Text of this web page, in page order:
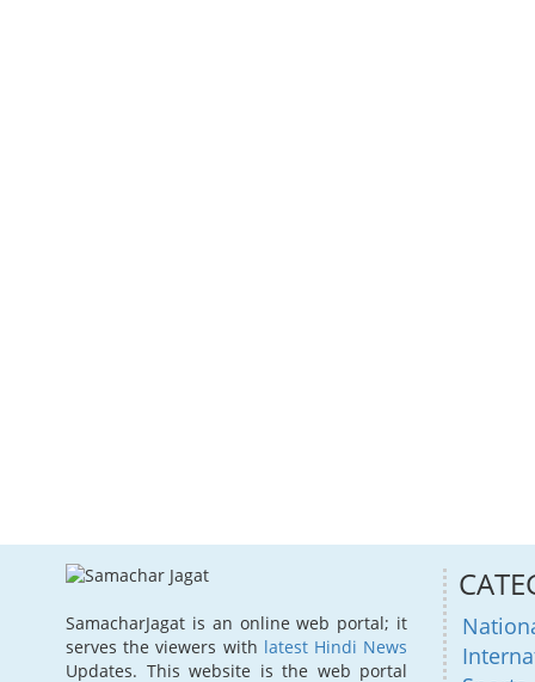
SamacharJagat is an online web portal; it
serves the viewers with latest Hindi News
Updates. This website is the web portal